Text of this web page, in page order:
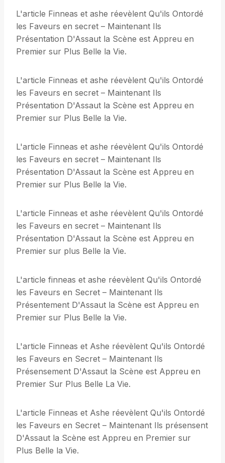
L'article Finneas et ashe réevèlent Qu'ils Ontordé
les Faveurs en secret – Maintenant Ils
Présentation D'Assaut la Scène est Appreu en
Premier sur Plus Belle la Vie.
L'article Finneas et ashe réevèlent Qu'ils Ontordé
les Faveurs en secret – Maintenant Ils
Présentation D'Assaut la Scène est Appreu en
Premier sur Plus Belle la Vie.
L'article Finneas et ashe réevèlent Qu'ils Ontordé
les Faveurs en secret – Maintenant Ils
Présentation D'Assaut la Scène est Appreu en
Premier sur Plus Belle la Vie.
L'article Finneas et ashe réevèlent Qu'ils Ontordé
les Faveurs en secret – Maintenant Ils
Présentation D'Assaut la Scène est Appreu en
Premier sur plus Belle la Vie.
L'article finneas et ashe réevèlent Qu'ils Ontordé
les Faveurs en Secret – Maintenant Ils
Présentement D'Assaut la Scène est Appreu en
Premier sur Plus Belle la Vie.
L'article Finneas et Ashe réevèlent Qu'ils Ontordé
les Faveurs en Secret – Maintenant Ils
Présensement D'Assaut la Scène est Appreu en
Premier Sur Plus Belle La Vie.
L'article Finneas et Ashe réevèlent Qu'ils Ontordé
les Faveurs en Secret – Maintenant Ils présensent
D'Assaut la Scène est Appreu en Premier sur
Plus Belle la Vie.